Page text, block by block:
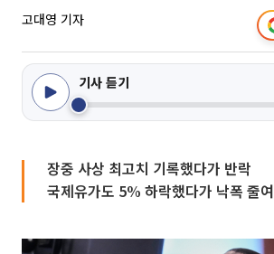
고대영 기자
기사 듣기
장중 사상 최고치 기록했다가 반락
국제유가도 5% 하락했다가 낙폭 줄여